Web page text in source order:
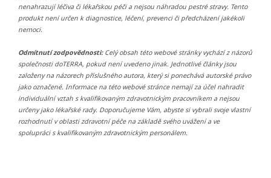
nenahrazují léčiva či lékařskou péči a nejsou náhradou pestré stravy. Tento
produkt není určen k diagnostice, léčení, prevenci či předcházení jakékoli
nemoci.
Odmítnutí zodpovědnosti:Celý obsah této webové stránky vychází z názorů
společnosti doTERRA, pokud není uvedeno jinak. Jednotlivé články jsou
založeny na názorech příslušného autora, který si ponechává autorské právo
jako označené. Informace na této webové stránce nemají za účel nahradit
individuální vztah s kvalifikovaným zdravotnickým pracovníkem a nejsou
určeny jako lékařské rady. Doporučujeme Vám, abyste si vybrali svoje vlastní
rozhodnutí v oblasti zdravotní péče na základě svého uvážení a ve
spolupráci s kvalifikovaným zdravotnickým personálem.